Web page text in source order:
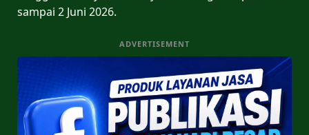
sampai 2 Juni 2026.
ADVERTISEMENT